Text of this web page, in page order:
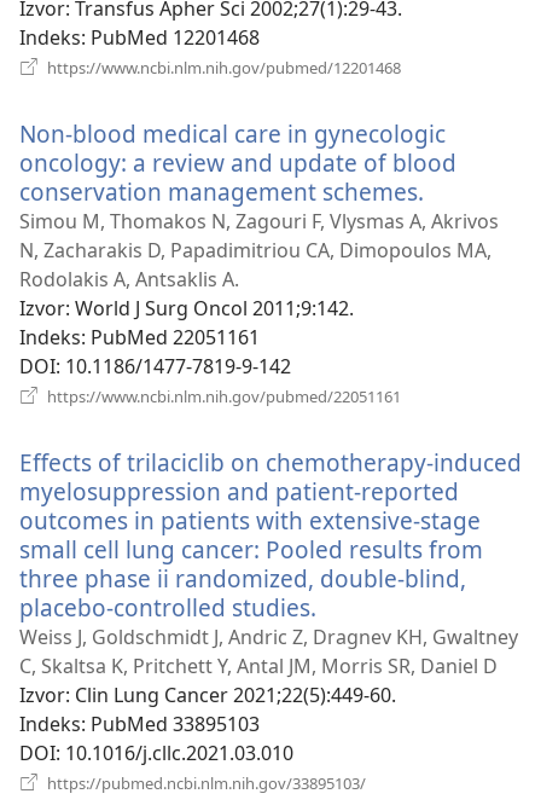
Izvor‎: Transfus Apher Sci 2002;27(1):29-43.
Indeks‎: PubMed 12201468
https://www.ncbi.nlm.nih.gov/pubmed/12201468
prozor)
Non-blood medical care in gynecologic
oncology: a review and update of blood
conservation management schemes.
se
novi
Simou M, Thomakos N, Zagouri F, Vlysmas A, Akrivos
N, Zacharakis D, Papadimitriou CA, Dimopoulos MA,
Rodolakis A, Antsaklis A.
Izvor‎: World J Surg Oncol 2011;9:142.
Indeks‎: PubMed 22051161
DOI‎: 10.1186/1477-7819-9-142
https://www.ncbi.nlm.nih.gov/pubmed/22051161
prozor)
Effects of trilaciclib on chemotherapy-induced
myelosuppression and patient-reported
outcomes in patients with extensive-stage
small cell lung cancer: Pooled results from
three phase ii randomized, double-blind,
placebo-controlled studies.
se
novi
prozor)
Weiss J, Goldschmidt J, Andric Z, Dragnev KH, Gwaltney
C, Skaltsa K, Pritchett Y, Antal JM, Morris SR, Daniel D
Izvor‎: Clin Lung Cancer 2021;22(5):449-60.
Indeks‎: PubMed 33895103
DOI‎: 10.1016/j.cllc.2021.03.010
https://pubmed.ncbi.nlm.nih.gov/33895103/